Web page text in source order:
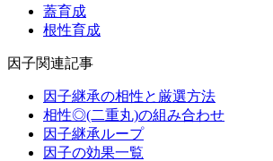
蓋育成
根性育成
因子関連記事
因子継承の相性と厳選方法
相性◎(二重丸)の組み合わせ
因子継承ループ
因子の効果一覧